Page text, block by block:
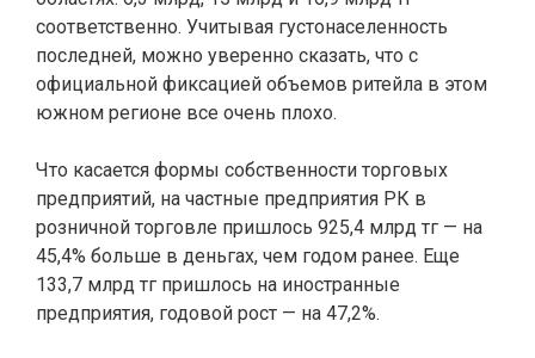
соответственно. Учитывая густонаселенность
последней, можно уверенно сказать, что с
официальной фиксацией объемов ритейла в этом
южном регионе все очень плохо.
Что касается формы собственности торговых
предприятий, на частные предприятия РК в
розничной торговле пришлось 925,4 млрд тг — на
45,4% больше в деньгах, чем годом ранее. Еще
133,7 млрд тг пришлось на иностранные
предприятия, годовой рост — на 47,2%.